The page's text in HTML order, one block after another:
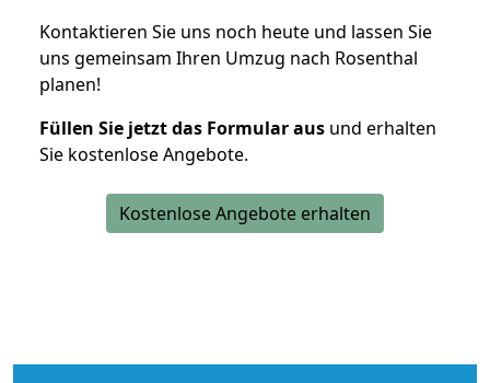
Kontaktieren Sie uns noch heute und lassen Sie
uns gemeinsam Ihren Umzug nach Rosenthal
planen!
Füllen Sie jetzt das Formular aus und erhalten
Sie kostenlose Angebote.
Kostenlose Angebote erhalten